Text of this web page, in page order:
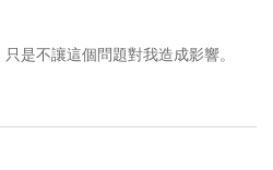
是不讓這個問題對我造成影響。